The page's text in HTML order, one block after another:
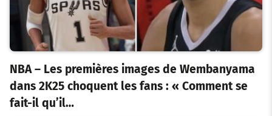
NBA – Les premières images de Wembanyama
dans 2K25 choquent les fans : « Comment se
fait-il qu’il…